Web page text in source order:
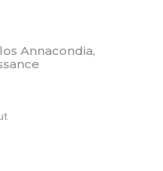
Annacondia,